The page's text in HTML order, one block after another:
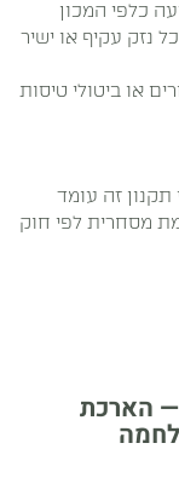
כלפי המכון
נזק עקיף או ישיר
או ביטולי טיסות
זה עומד
מסחרית לפי חוק
הארכת